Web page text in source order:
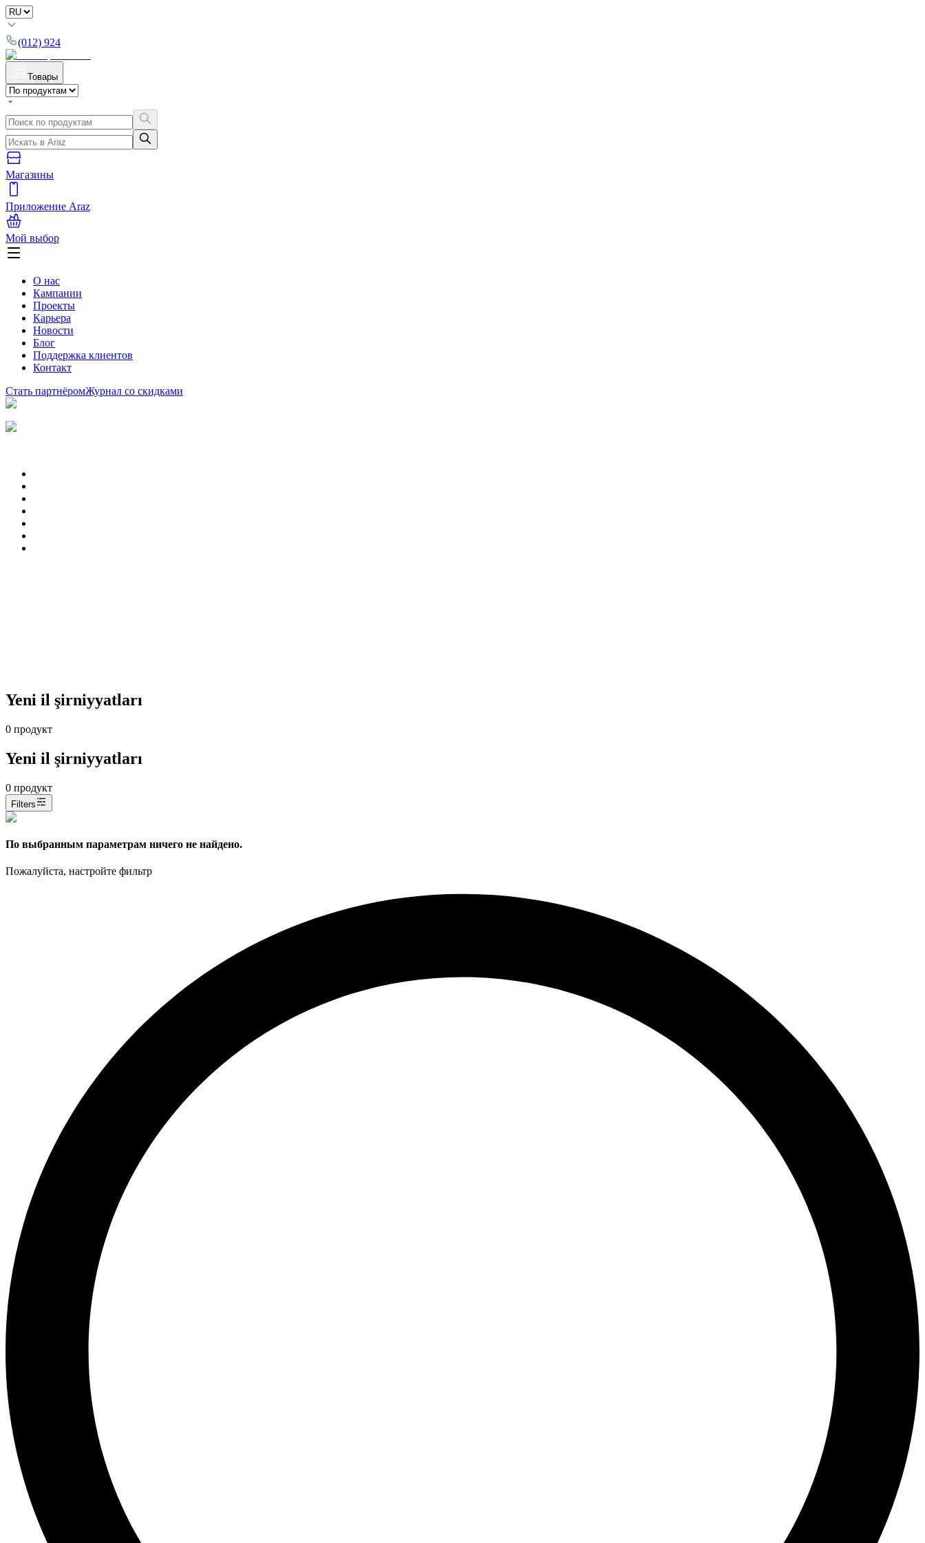
(012) 924
Товары
Магазины
Приложение Araz
Мой выбор
О нас
Кампании
Проекты
Карьера
Новости
Блог
Поддержка клиентов
Контакт
Стать партнёромЖурнал со скидками
Yeni il şirniyyatları
0 продукт
Yeni il şirniyyatları
0 продукт
Filters
По выбранным параметрам ничего не найдено.
Пожалуйста, настройте фильтр